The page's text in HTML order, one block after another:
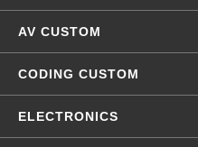
AV CUSTOM
CODING CUSTOM
ELECTRONICS